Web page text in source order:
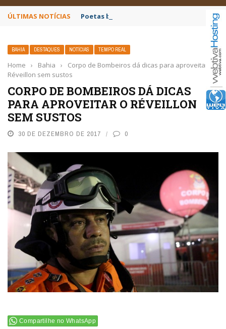
ÚLTIMAS NOTÍCIAS Poetas baianos representam o Brasil no
BAHIA DESTAQUES NOTÍCIAS TEMPO REAL
Home › Bahia ›
Corpo de Bombeiros dá dicas para aproveitar o
Réveillon sem sustos
CORPO DE BOMBEIROS DÁ DICAS
PARA APROVEITAR O RÉVEILLON
SEM SUSTOS
30 DE DEZEMBRO DE 2017 0
Compartilhe no WhatsApp